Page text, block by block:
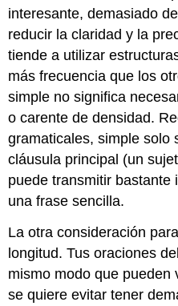
interesante, demasiado
reducir la claridad y la
tiende a utilizar
más frecuencia que los
simple no significa
o carente de densidad.
gramaticales, simple solo
cláusula principal (un
puede transmitir bastante
una frase sencilla.
La otra consideración
longitud. Tus oraciones
mismo modo que pueden
se quiere evitar tener